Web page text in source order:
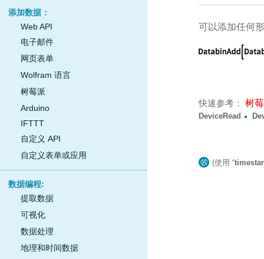
添加数据：
Web API
电子邮件
网页表单
Wolfram 语言
树莓派
Arduino
IFTTT
自定义 API
自定义表单或应用
数据编程:
提取数据
可视化
数据处理
地理和时间数据
可以添加任何
快速参考：树
DeviceRead
(使用 “